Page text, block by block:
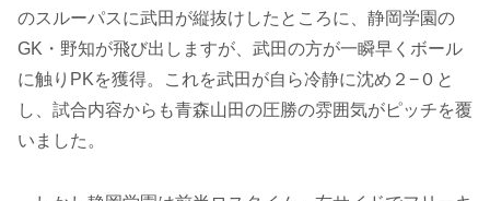
のスルーパスに武田が縦抜けしたところに、静岡学園の
GK・野知が飛び出しますが、武田の方が一瞬早くボール
に触りPKを獲得。これを武田が自ら冷静に沈め２−０と
し、試合内容からも青森山田の圧勝の雰囲気がピッチを覆
いました。